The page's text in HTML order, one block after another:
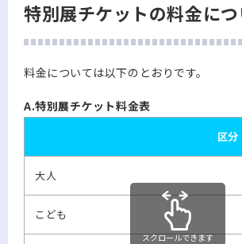
特別展チケットの料金につ
料金については以下のとおりです。
A.特別展チケット料金表
区分
大人
こども
スクロールできます